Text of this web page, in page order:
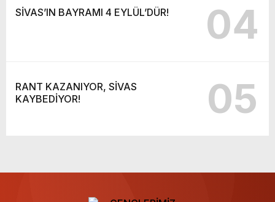
SİVAS’IN BAYRAMI 4 EYLÜL’DÜR! 04
RANT KAZANIYOR, SİVAS
KAYBEDİYOR!
05